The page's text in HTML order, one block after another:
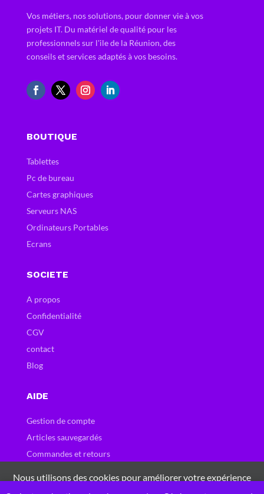
Vos métiers, nos solutions, pour donner vie à vos
projets IT. Du matériel de qualité pour les
professionnels sur l'ile de la Réunion, des
conseils et services adaptés à vos besoins.
BOUTIQUE
Tablettes
Pc de bureau
Cartes graphiques
Serveurs NAS
Ordinateurs Portables
Ecrans
SOCIETE
A propos
Confidentialité
CGV
contact
Blog
AIDE
Gestion de compte
Articles sauvegardés
Commandes et retours
Nous utilisons des cookies pour améliorer votre expérience
sur notre site Web. En naviguant sur ce site, vous acceptez